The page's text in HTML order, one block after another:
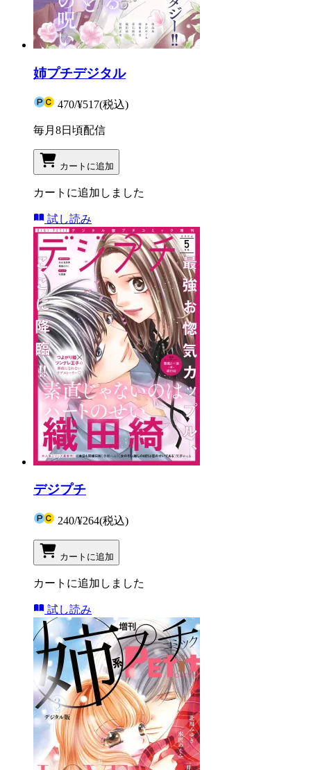
姉プチデジタル
470/¥517(税込)
毎月8日頃配信
カートに追加
カートに追加しました
試し読み
デジプチ
240/¥264(税込)
カートに追加
カートに追加しました
試し読み